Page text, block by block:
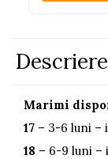
Descriere
Marimi
17 – 3-6 luni –
18 – 6-9 luni –